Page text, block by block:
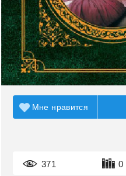
371 0
Мне нравится